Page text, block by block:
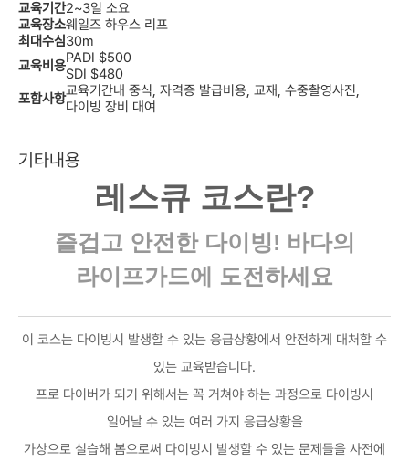
교육기간2~3일 소요
교육장소웨일즈 하우스 리프
최대수심30m
교육비용PADI $500
SDI $480
포함사항교육기간내 중식, 자격증 발급비용, 교재, 수중촬영사진,
다이빙 장비 대여
기타내용
레스큐 코스란?
즐겁고 안전한 다이빙! 바다의
라이프가드에 도전하세요
이 코스는 다이빙시 발생할 수 있는 응급상황에서 안전하게 대처할 수
있는 교육받습니다.
프로 다이버가 되기 위해서는 꼭 거쳐야 하는 과정으로 다이빙시
일어날 수 있는 여러 가지 응급상황을
가상으로 실습해 봄으로써 다이빙시 발생할 수 있는 문제들을 사전에